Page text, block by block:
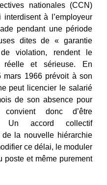
nationales (CCN)
à l’employeur
pendant une période
dites de « garantie
violation, rendent le
réelle et sérieuse. En
mars 1966 prévoit à son
peut licencier le salarié
de son absence pour
donc d’être
Un accord collectif
de la nouvelle hiérarchie
ce délai, le moduler
poste et même purement